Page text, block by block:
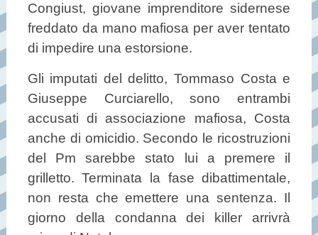
Congiust, giovane imprenditore sidernese
freddato da mano mafiosa per aver tentato
di impedire una estorsione.
Gli imputati del delitto, Tommaso Costa e
Giuseppe Curciarello, sono entrambi
accusati di associazione mafiosa, Costa
anche di omicidio. Secondo le ricostruzioni
del Pm sarebbe stato lui a premere il
grilletto. Terminata la fase dibattimentale,
non resta che emettere una sentenza. Il
giorno della condanna dei killer arrivrà